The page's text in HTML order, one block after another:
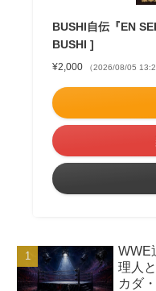
BUSHI自伝『EN
BUSHI ]
¥2,000 （2026/08/05
WWE
理人
カダ